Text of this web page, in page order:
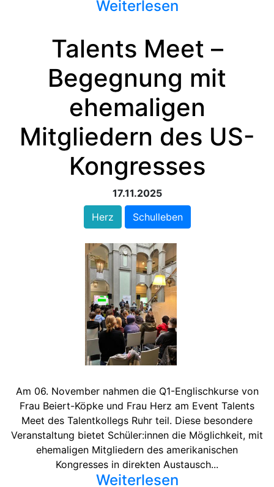
Weiterlesen
Talents Meet –
Begegnung mit
ehemaligen
Mitgliedern des US-
Kongresses
17.11.2025
Herz
Schulleben
Am 06. November nahmen die Q1-Englischkurse von
Frau Beiert-Köpke und Frau Herz am Event Talents
Meet des Talentkollegs Ruhr teil. Diese besondere
Veranstaltung bietet Schüler:innen die Möglichkeit, mit
ehemaligen Mitgliedern des amerikanischen
Kongresses in direkten Austausch...
Weiterlesen